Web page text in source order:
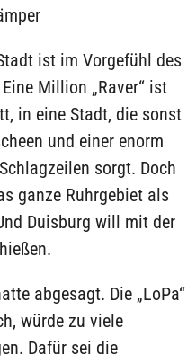
ist im Vorgefühl des
Million „Raver“ ist
in eine Stadt, die sonst
und einer enorm
sorgt. Doch
ganze Ruhrgebiet als
Duisburg will mit der
abgesagt. Die „LoPa“
würde zu viele
Dafür sei die